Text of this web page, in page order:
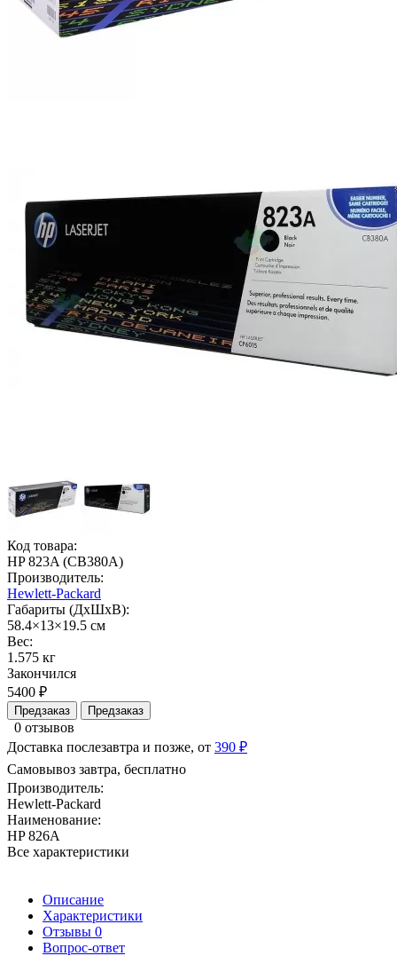
Код товара:
HP 823A (CB380A)
Производитель:
Hewlett-Packard
Габариты (ДхШхВ):
58.4×13×19.5 см
Вес:
1.575 кг
Закончился
5400 ₽
Предзаказ Предзаказ
0 отзывов
Доставка послезавтра и позже, от 390 ₽
Самовывоз завтра, бесплатно
Производитель:
Hewlett-Packard
Наименование:
HP 826A
Все характеристики
Описание
Характеристики
Отзывы 0
Вопрос-ответ